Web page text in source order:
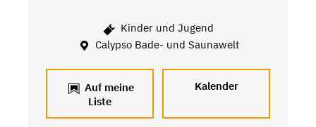
Kinder und Jugend
Calypso Bade- und Saunawelt
Auf meine
Liste
Kalender